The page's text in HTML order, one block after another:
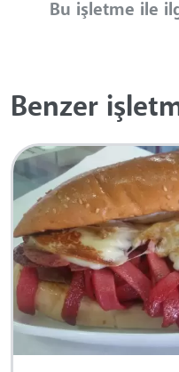
Bu işletme ile
Benzer